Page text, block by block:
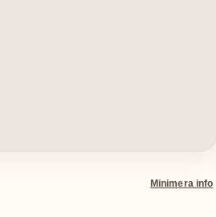
Minimera info